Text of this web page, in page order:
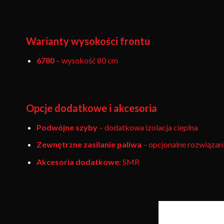
Warianty wysokości frontu
6780– wysokość 80 cm
Opcje dodatkowe i akcesoria
Podwójne szyby– dodatkowa izolacja cieplna
Zewnętrzne zasilanie paliwa – opcjonalne
Akcesoria dodatkowe: SMR